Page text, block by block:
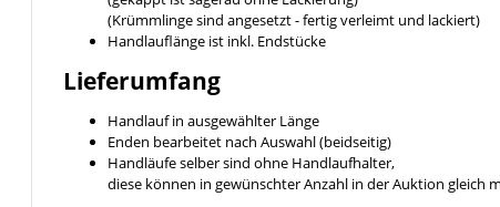
(Krümmlinge sind angesetzt - fertig verleimt und lackiert)
Handlauflänge ist inkl. Endstücke
Lieferumfang
Handlauf in ausgewählter Länge
Enden bearbeitet nach Auswahl (beidseitig)
Handläufe selber sind ohne Handlaufhalter,
diese können in gewünschter Anzahl in der Auktion gleich